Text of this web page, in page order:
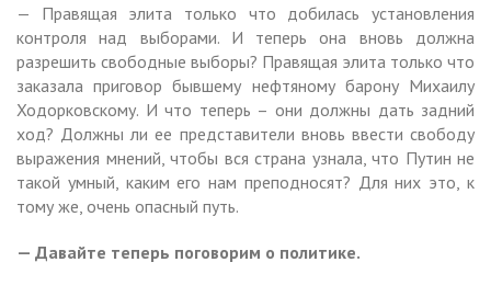
— Правящая элита только что добилась установления
контроля над выборами. И теперь она вновь должна
разрешить свободные выборы? Правящая элита только что
заказала приговор бывшему нефтяному барону Михаилу
Ходорковскому. И что теперь – они должны дать задний
ход? Должны ли ее представители вновь ввести свободу
выражения мнений, чтобы вся страна узнала, что Путин не
такой умный, каким его нам преподносят? Для них это, к
тому же, очень опасный путь.
— Давайте теперь поговорим о политике.